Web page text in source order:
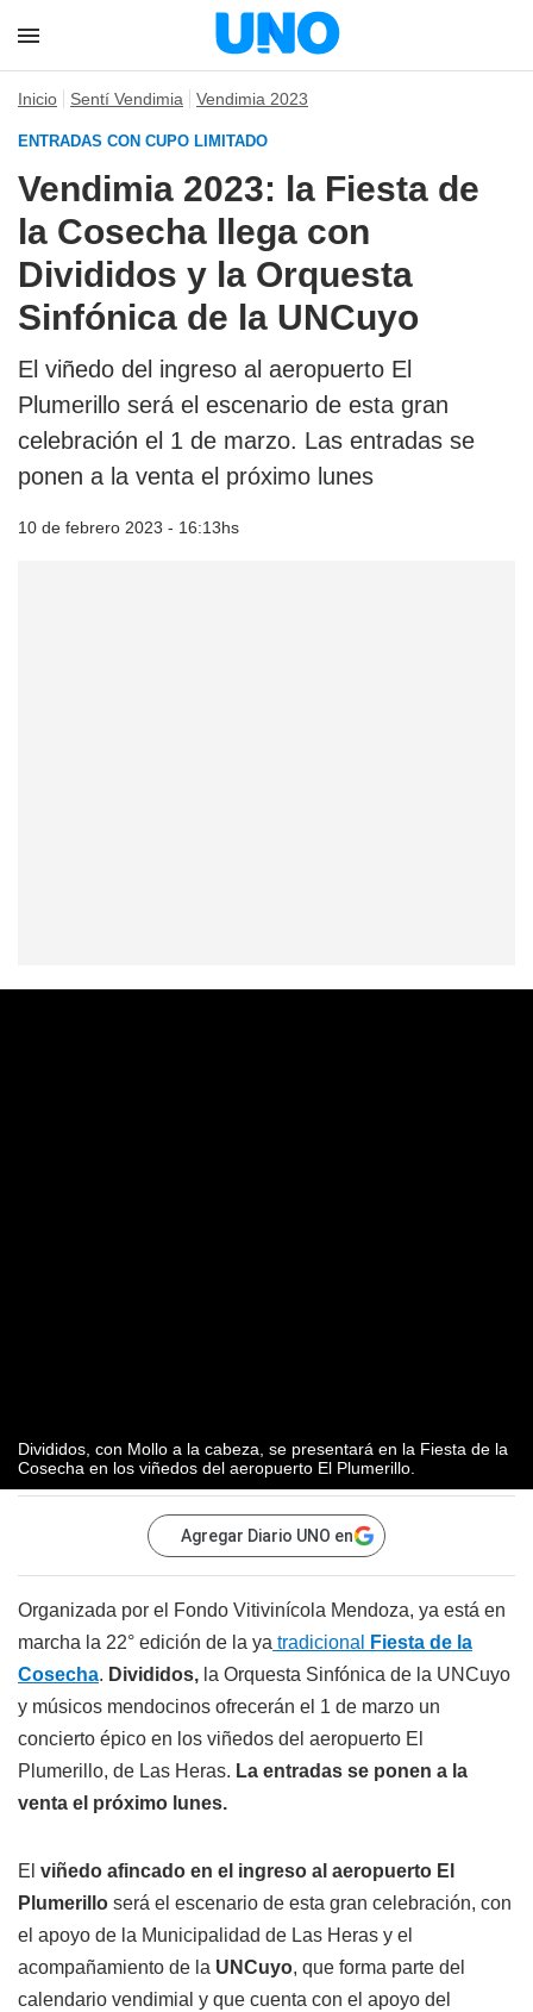
Inicio Sentí Vendimia Vendimia 2023
ENTRADAS CON CUPO LIMITADO
Vendimia 2023: la Fiesta de
la Cosecha llega con
Divididos y la Orquesta
Sinfónica de la UNCuyo
El viñedo del ingreso al aeropuerto El
Plumerillo será el escenario de esta gran
celebración el 1 de marzo. Las entradas se
ponen a la venta el próximo lunes
10 de febrero 2023 - 16:13hs
Divididos, con Mollo a la cabeza, se presentará en la Fiesta de la
Cosecha en los viñedos del aeropuerto El Plumerillo.
Agregar Diario UNO en
Organizada por el Fondo Vitivinícola Mendoza, ya está en
marcha la 22° edición de la ya tradicional
Fiesta de la
Cosecha. Divididos, la Orquesta Sinfónica de la UNCuyo
y músicos mendocinos ofrecerán el 1 de marzo un
concierto épico en los viñedos del aeropuerto El
Plumerillo, de Las Heras. La entradas se ponen a la
venta el próximo lunes.
El viñedo afincado en el ingreso al aeropuerto El
Plumerillo será el escenario de esta gran celebración, con
el apoyo de la Municipalidad de Las Heras y el
acompañamiento de la UNCuyo, que forma parte del
calendario vendimial y que cuenta con el apoyo del